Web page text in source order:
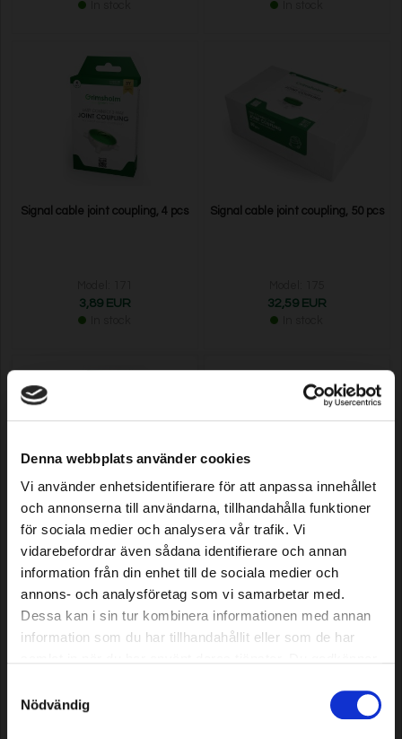
Denna webbplats använder cookies
Vi använder enhetsidentifierare för att anpassa innehållet
och annonserna till användarna, tillhandahålla funktioner
för sociala medier och analysera vår trafik. Vi
vidarebefordrar även sådana identifierare och annan
information från din enhet till de sociala medier och
annons- och analysföretag som vi samarbetar med.
Dessa kan i sin tur kombinera informationen med annan
information som du har tillhandahållit eller som de har
Nödvändig
Signal cable joint coupling, 4 pcs
3,89 EUR
Signal cable joint coupling, 50 pcs
32,59 EUR
Signal cable connector to charge
station for Automower, 4 pcs
Model: 181
2,99 EUR
In stock
Signal cable connector to charge
Model: 185
19,69 EUR
In stock